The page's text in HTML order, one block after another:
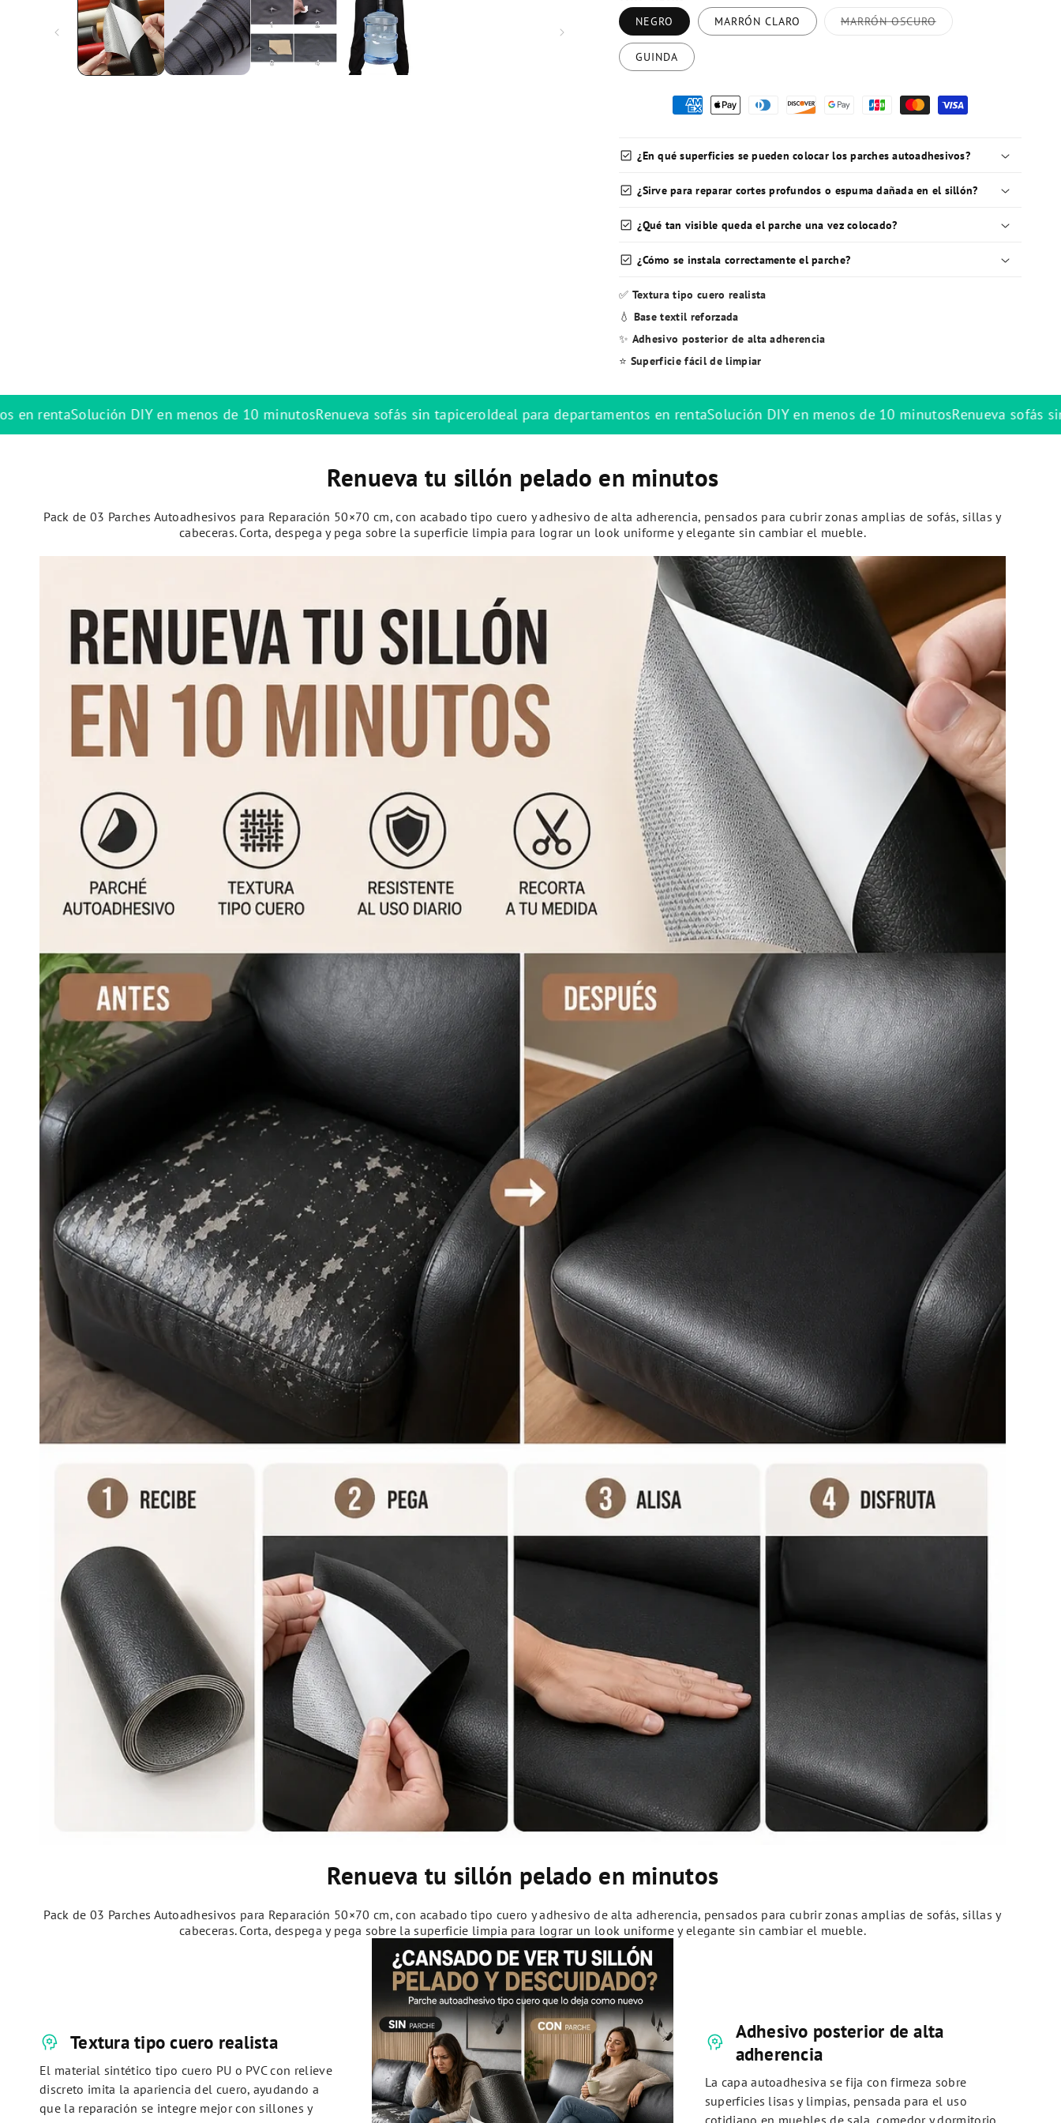
NEGRO MARRÓN CLARO MARRÓN OSCUROVariante
agotada
GUINDA
check_box ¿En qué superficies se pueden colocar los parches autoadhesivos?
check_box ¿Sirve para reparar cortes profundos o espuma dañada en el sillón?
check_box ¿Qué tan visible queda el parche una vez colocado?
check_box ¿Cómo se instala correctamente el parche?
✅ Textura tipo cuero realista
💧 Base textil reforzada
✨ Adhesivo posterior de alta adherencia
⭐ Superficie fácil de limpiar
de 10 minutosRenueva sofás sin tapiceroIdeal para departamentos en rentaSolución DIY en menos de 10 minutosRenueva sofás sin tapiceroIdeal para
Renueva tu sillón pelado en minutos
Pack de 03 Parches Autoadhesivos para Reparación 50×70 cm, con acabado tipo cuero y adhesivo de alta adherencia, pensados para cubrir zonas amplias de sofás, sillas y
cabeceras. Corta, despega y pega sobre la superficie limpia para lograr un look uniforme y elegante sin cambiar el mueble.
Renueva tu sillón pelado en minutos
Pack de 03 Parches Autoadhesivos para Reparación 50×70 cm, con acabado tipo cuero y adhesivo de alta adherencia, pensados para cubrir zonas amplias de sofás, sillas y
cabeceras. Corta, despega y pega sobre la superficie limpia para lograr un look uniforme y elegante sin cambiar el mueble.
psychology Textura tipo cuero realista
El material sintético tipo cuero PU o PVC con relieve
discreto imita la apariencia del cuero, ayudando a
que la reparación se integre mejor con sillones y
psychology Adhesivo posterior de alta
adherencia
La capa autoadhesiva se fija con firmeza sobre
superficies lisas y limpias, pensada para el uso
cotidiano en muebles de sala, comedor y dormitorio.